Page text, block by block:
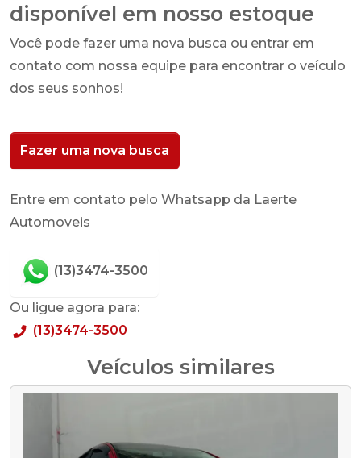
disponível em nosso estoque
Você pode fazer uma nova busca ou entrar em
contato com nossa equipe para encontrar o veículo
dos seus sonhos!
Fazer uma nova busca
Entre em contato pelo Whatsapp da Laerte
Automoveis
(13)3474-3500
Ou ligue agora para:
(13)3474-3500
Veículos similares